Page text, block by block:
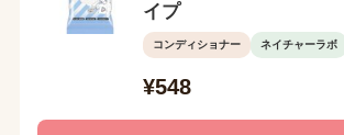
イプ
コンディショナー ネイチャーラボ
¥548